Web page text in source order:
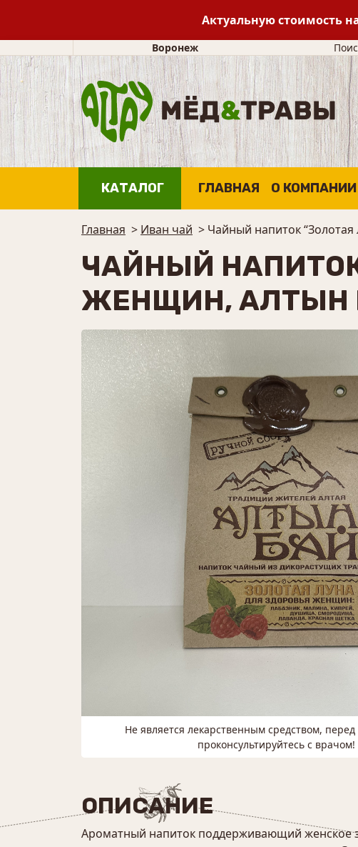
Актуальную стоимость
Воронеж
КАТАЛОГ ГЛАВНАЯ О КОМПАНИИ
Главная > Иван чай > Чайный напиток
ЧАЙНЫЙ
ЖЕНЩИН, АЛТЫН
Не является лекарственным средством,
проконсультируйтесь с врачом!
ОПИСАНИЕ
Ароматный напиток поддерживающий женское